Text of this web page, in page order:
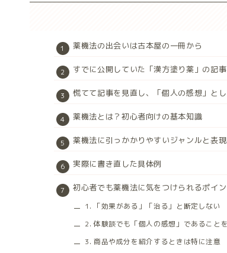
薬機法の出会いは古本屋の一冊から
すでに公開していた「漢方塗り薬」の記
慌てて記事を見直し、「個人の感想」と
薬機法とは？初心者向けの基本知識
薬機法に引っかかりやすいジャンルと表現
実際に書き直した具体例
初心者でも薬機法に気をつけられるポイ
1. 「効果がある」「治る」と断定しない
2. 体験談でも「個人の感想」であること
3. 商品や成分を紹介するときは特に注意